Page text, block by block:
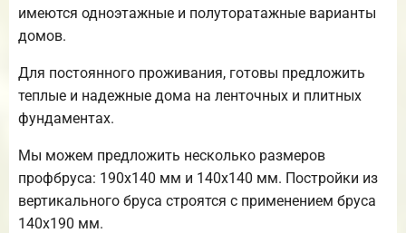
имеются одноэтажные и полуторатажные варианты
домов.
Для постоянного проживания, готовы предложить
теплые и надежные дома на ленточных и плитных
фундаментах.
Мы можем предложить несколько размеров
профбруса: 190х140 мм и 140х140 мм. Постройки из
вертикального бруса строятся с применением бруса
140х190 мм.